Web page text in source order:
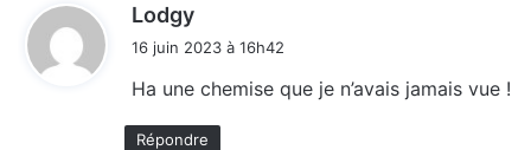
Lodgy
16 juin 2023 à 16h42
Ha une chemise que je n’avais jamais vue !
Répondre